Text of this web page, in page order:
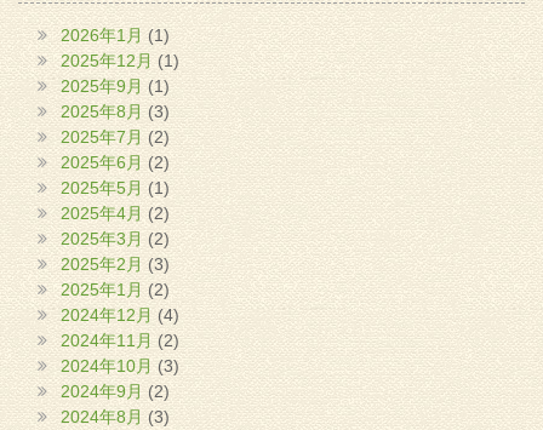
2026年1月 (1)
2025年12月(1)
2025年9月 (1)
2025年8月(3)
2025年7月 (2)
2025年6月 (2)
2025年5月 (1)
2025年4月(2)
2025年3月 (2)
2025年2月 (3)
2025年1月 (2)
2024年12月(4)
2024年11月 (2)
2024年10月 (3)
2024年9月 (2)
2024年8月 (3)